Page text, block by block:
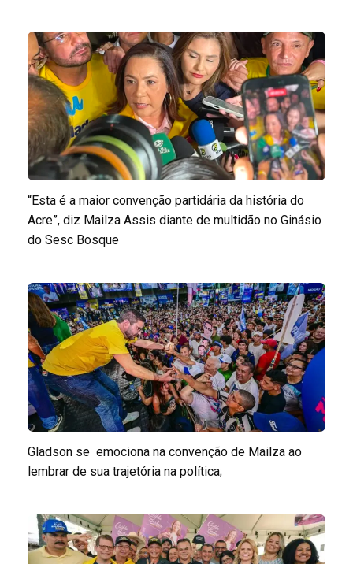
“Esta é a maior convenção partidária da história do
Acre”, diz Mailza Assis diante de multidão no Ginásio
do Sesc Bosque
Gladson se emociona na convenção de Mailza ao
lembrar de sua trajetória na política;